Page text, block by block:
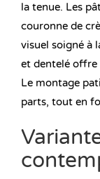
la tenue. Les
couronne de
visuel soigné à
et dentelé offre
Le montage
parts, tout en